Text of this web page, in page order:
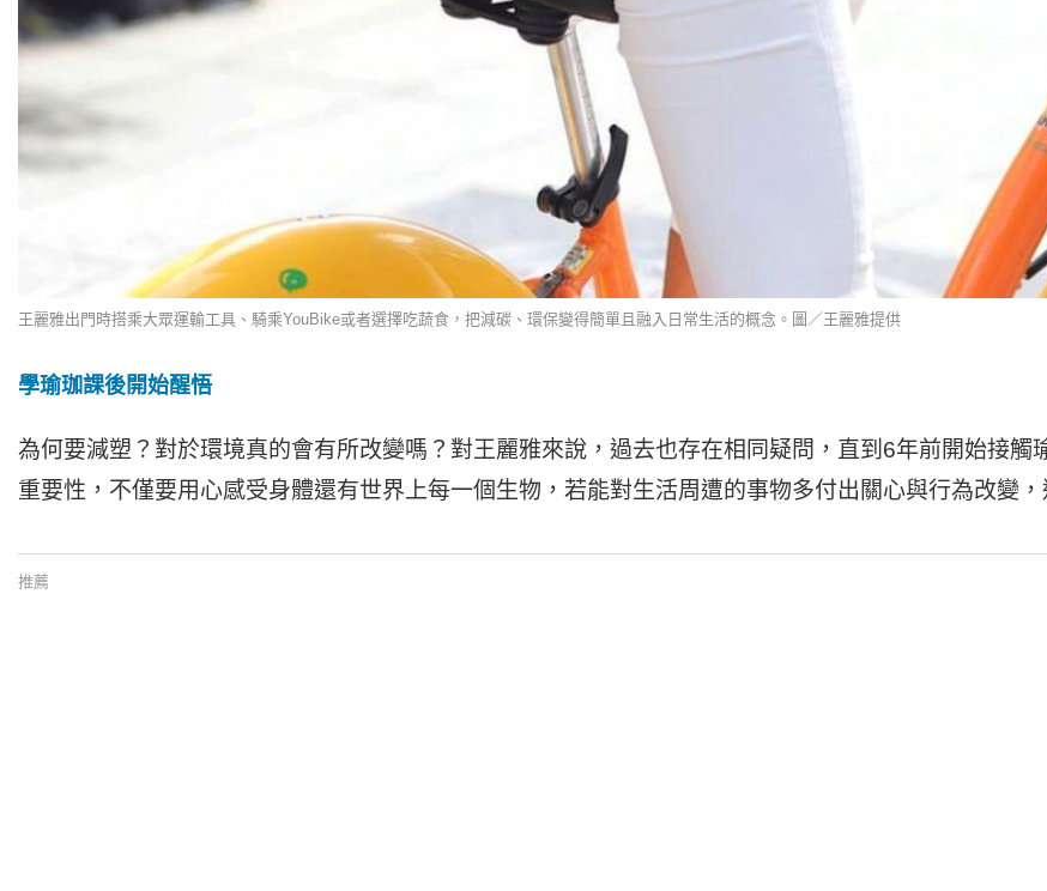
王麗雅出門時搭乘大眾運輸工具、騎乘YouBike或者選擇吃蔬食，把減碳、環保變得簡單且融入日常生活的概念。圖／王麗雅提供
學瑜珈課後開始醒悟
為何要減塑？對於環境真的會有所改變嗎？對王麗雅來說，過去也存在相同疑問，直到6年前開始接
重要性，不僅要用心感受身體還有世界上每一個生物，若能對生活周遭的事物多付出關心與行為改變，